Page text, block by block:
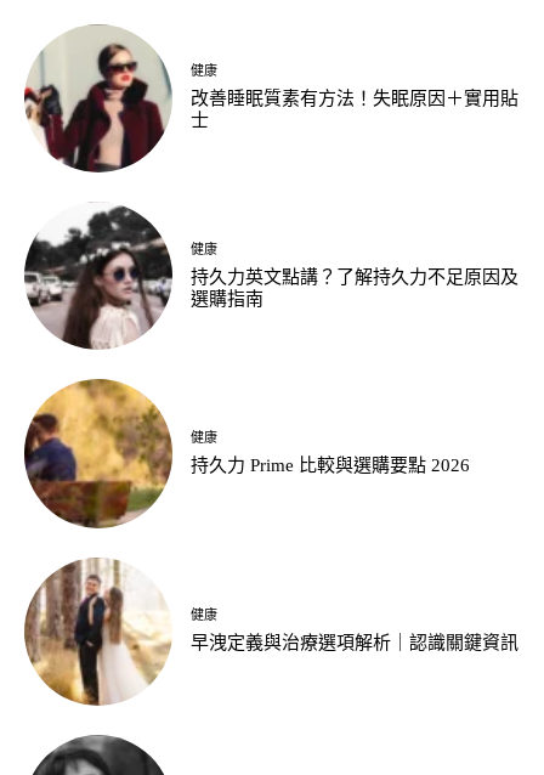
健康
改善睡眠質素有方法！失眠原因＋實用貼
士
健康
持久力英文點講？了解持久力不足原因及
選購指南
健康
持久力 Prime 比較與選購要點 2026
健康
早洩定義與治療選項解析｜認識關鍵資訊